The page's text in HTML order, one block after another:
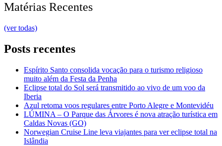
Matérias Recentes
(ver todas)
Posts recentes
Espírito Santo consolida vocação para o turismo religioso
muito além da Festa da Penha
Eclipse total do Sol será transmitido ao vivo de um voo da
Iberia
Azul retoma voos regulares entre Porto Alegre e Montevidéu
LÚMINA – O Parque das Árvores é nova atração turística em
Caldas Novas (GO)
Norwegian Cruise Line leva viajantes para ver eclipse total na
Islândia